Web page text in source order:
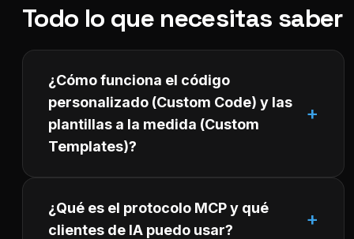
Todo lo que necesitas saber
¿Cómo funciona el código
personalizado (Custom Code) y las
plantillas a la medida (Custom
Templates)?
¿Qué es el protocolo MCP y qué
clientes de IA puedo usar?